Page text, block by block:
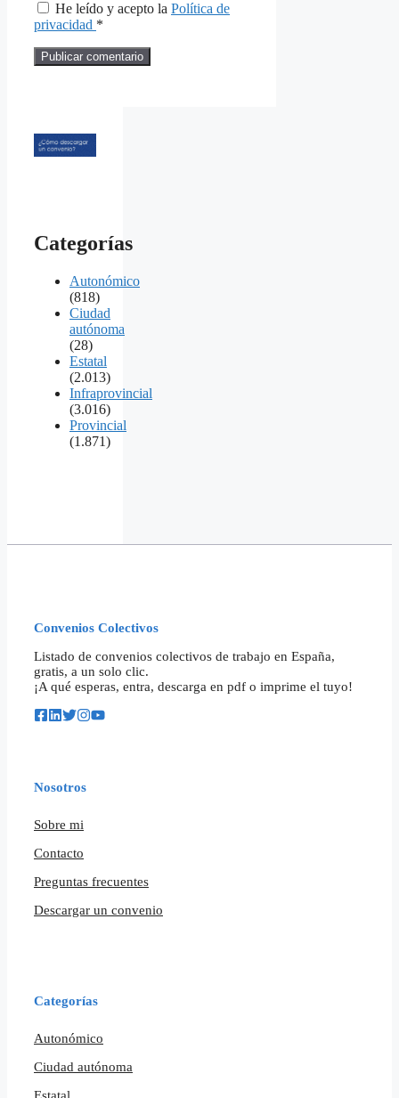
He leído y acepto la Política de
privacidad *
Categorías
Autonómico
(818)
Ciudad
autónoma
(28)
Estatal
(2.013)
Infraprovincial
(3.016)
Provincial
(1.871)
Convenios Colectivos
Listado de convenios colectivos de trabajo en España,
gratis, a un solo clic.
¡A qué esperas, entra, descarga en pdf o imprime el tuyo!
Nosotros
Sobre mi
Contacto
Preguntas frecuentes
Descargar un convenio
Categorías
Autonómico
Ciudad autónoma